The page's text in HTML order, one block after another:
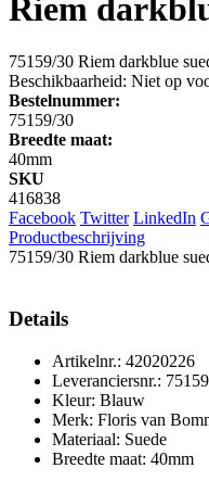
Riem
75159/30 Riem darkblue
Beschikbaarheid: Niet op
Bestelnummer:
75159/30
Breedte maat:
40mm
SKU
416838
Facebook Twitter LinkedIn
Productbeschrijving
75159/30 Riem darkblue
Details
Artikelnr.: 42020226
Leveranciersnr.:
Kleur: Blauw
Merk: Floris van
Materiaal: Suede
Breedte maat: 40mm